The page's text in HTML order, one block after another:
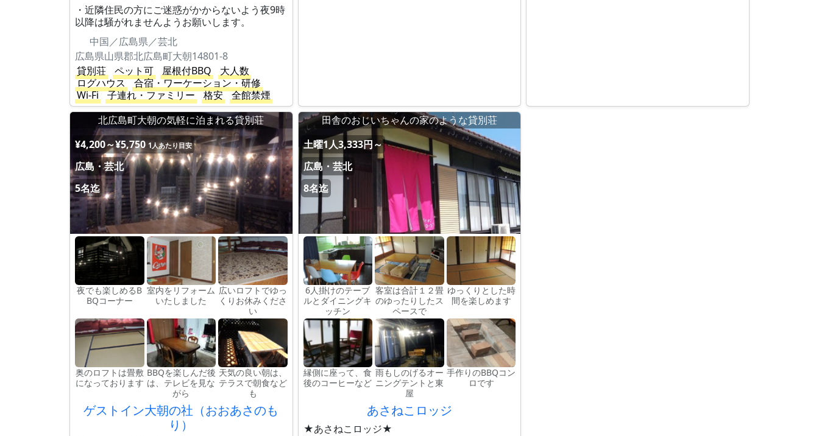
・近隣住民の方にご迷惑がかからないよう夜9時
以降は騒がれませんようお願いします。
中国／広島県／芸北
広島県山県郡北広島町大朝14801-8
貸別荘
ペット可 屋根付BBQ
大人数
ログハウス
合宿・ワーケーション・研修
Wi-Fi
子連れ・ファミリー 格安 全館禁煙
北広島町大朝の気軽に泊まれる貸別荘
¥4,200～¥5,750 1人あたり目安
広島・芸北
5名迄
夜でも楽しめるB
BQコーナー
室内をリフォーム
いたしました
広いロフトでゆっ
くりお休みくださ
い
奥のロフトは畳敷
になっております
BBQを楽しんだ後
は、テレビを見な
がら
天気の良い朝は、
テラスで朝食など
も
ゲストイン大朝の社（おおあさのも
り）
田舎のおじいちゃんの家のような貸別荘
土曜1人3,333円～
広島・芸北
8名迄
6人掛けのテーブ
ルとダイニングキ
ッチン
客室は合計１２畳
のゆったりしたス
ペースで
ゆっくりとした時
間を楽しめます
縁側に座って、食
後のコーヒーなど
雨もしのげるオー
ニングテントと東
屋
手作りのBBQコン
ロです
あさねこロッジ
★あさねこロッジ★